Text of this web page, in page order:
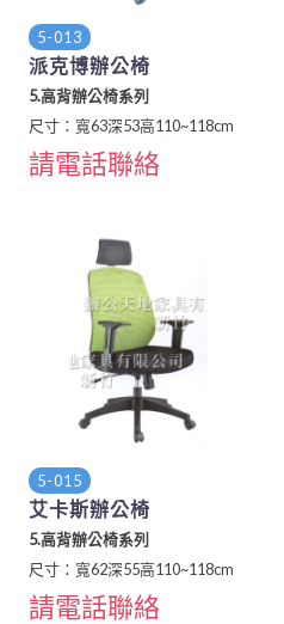
5-013
派克博辦公椅
5.高背辦公椅系列
尺寸：寬63深53高110~118cm
請電話聯絡
5-015
艾卡斯辦公椅
5.高背辦公椅系列
尺寸：寬62深55高110~118cm
請電話聯絡